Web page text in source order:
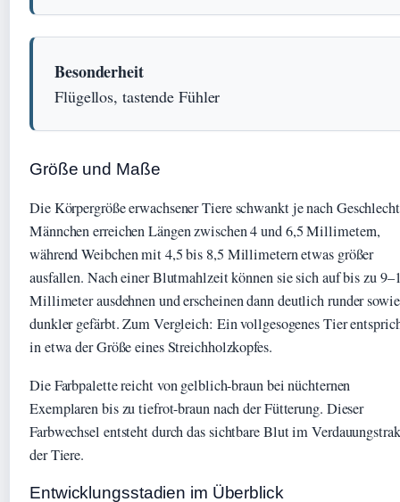
Besonderheit
Flügellos, tastende Fühler
Größe und Maße
Die Körpergröße erwachsener Tiere schwankt je nach
Männchen erreichen Längen zwischen 4 und 6,5 Millimetern,
während Weibchen mit 4,5 bis 8,5 Millimetern etwas größer
ausfallen. Nach einer Blutmahlzeit können sie sich auf bis zu
Millimeter ausdehnen und erscheinen dann deutlich runder sowie
dunkler gefärbt. Zum Vergleich: Ein vollgesogenes Tier
in etwa der Größe eines Streichholzkopfes.
Die Farbpalette reicht von gelblich-braun bei nüchternen
Exemplaren bis zu tiefrot-braun nach der Fütterung. Dieser
Farbwechsel entsteht durch das sichtbare Blut im
der Tiere.
Entwicklungsstadien im Überblick